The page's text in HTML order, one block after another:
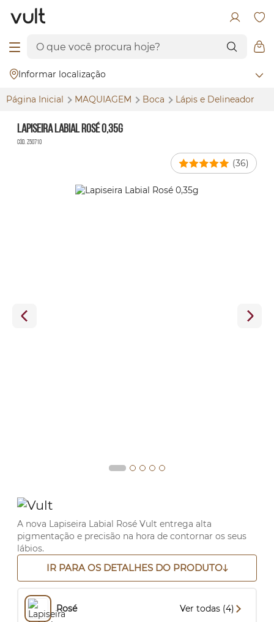
Informar localização
Página Inicial MAQUIAGEM Boca Lápis e Delineador
Lapiseira Labial Rosé 0,35g
Cód. Z50710
(36)
A nova Lapiseira Labial Rosé Vult entrega alta
pigmentação e precisão na hora de contornar os seus
lábios.
IR PARA OS DETALHES DO PRODUTO
Rosé Ver todas (4)